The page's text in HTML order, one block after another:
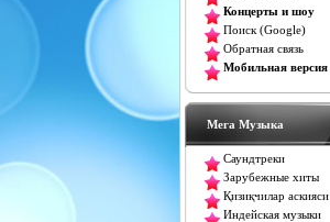
Концерты и шоу
Поиск (Google)
Обратная связь
Мобильная версия
Мега Музыка
Саундтреки
Зарубежные хиты
Қизиқчилар аскияси
Индейская музыки